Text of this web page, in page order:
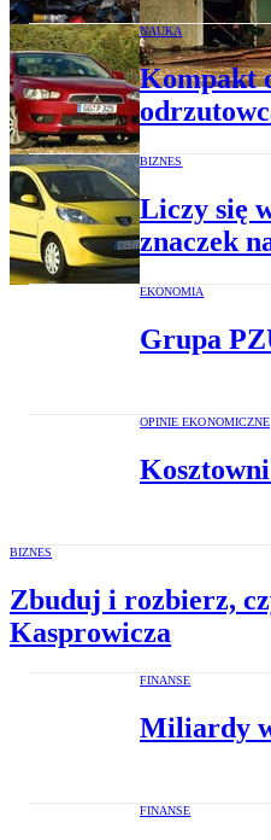
NAUKA
Kompakt
BIZNES
Liczy się
znaczek
EKONOMIA
Grupa
OPINIE EKONOMICZNE
BIZNES
Zbuduj i rozbierz,
Kasprowicza
FINANSE
Miliardy
FINANSE